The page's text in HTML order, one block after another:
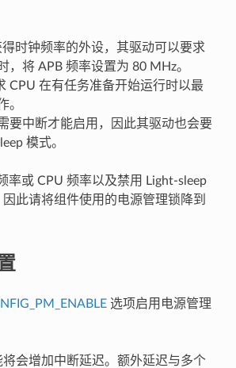
时钟频率的外设，其驱动可以要求
，将 APB 频率设置为 80 MHz。
CPU 在有任务准备开始运行时以最
。
要中断才能启用，因此其驱动也会要
模式。
率或 CPU 频率以及禁用 Light-sleep
此请将组件使用的电源管理锁降到
选项启用电源管理
会增加中断延迟。额外延迟与多个